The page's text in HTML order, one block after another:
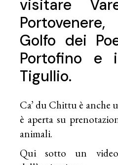
visitare
Golfo dei
Portofino e
Tigullio.
Ca’ du Chittu è anche
è aperta su
animali.
Qui sotto un video